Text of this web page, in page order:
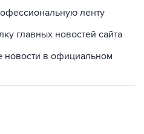
ленту
главных новостей сайта
новости в официальном